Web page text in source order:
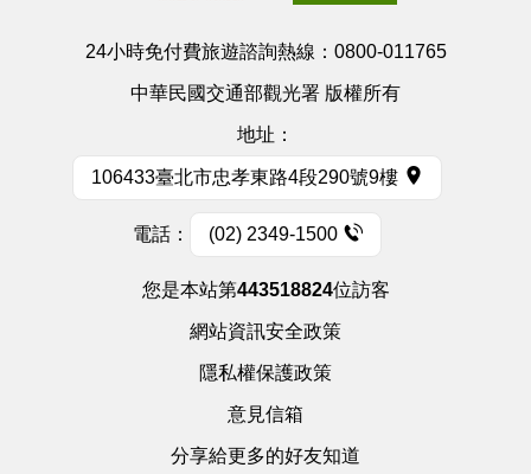
24小時免付費旅遊諮詢熱線： 0800-011765
中華民國交通部觀光署 版權所有
地址：
106433臺北市忠孝東路4段290號9樓
電話： (02) 2349-1500
您是本站第443518824位訪客
網站資訊安全政策
隱私權保護政策
意見信箱
分享給更多的好友知道